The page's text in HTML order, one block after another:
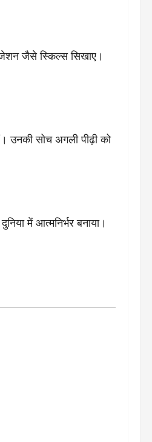
जैसे स्किल्स सिखाए।
सोच अगली पीढ़ी को
में आत्मनिर्भर बनाया।